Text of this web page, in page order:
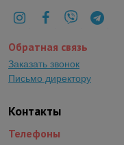
Контакты
Телефоны
Обратная связь
Заказать звонок
Письмо директору